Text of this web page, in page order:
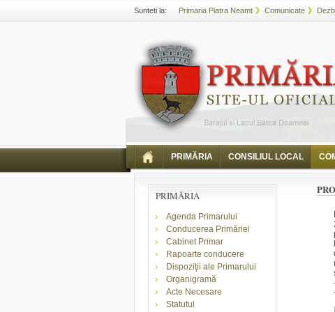
Sunteti la: Primaria Piatra Neamt Comunicate
PRIMĂRIA CONSILIUL LOCAL
PRIMĂRIA
Agenda Primarului
Conducerea Primăriei
Cabinet Primar
Rapoarte conducere
Dispoziţii ale Primarului
Organigramă
Acte Necesare
Statutul